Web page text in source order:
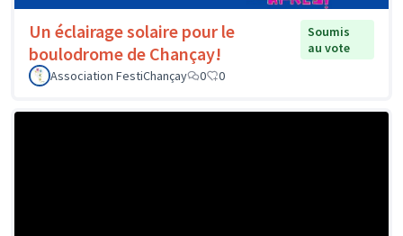
Un éclairage solaire pour le
boulodrome de Chançay!
Soumis
au vote
Association FestiChançay
0 0